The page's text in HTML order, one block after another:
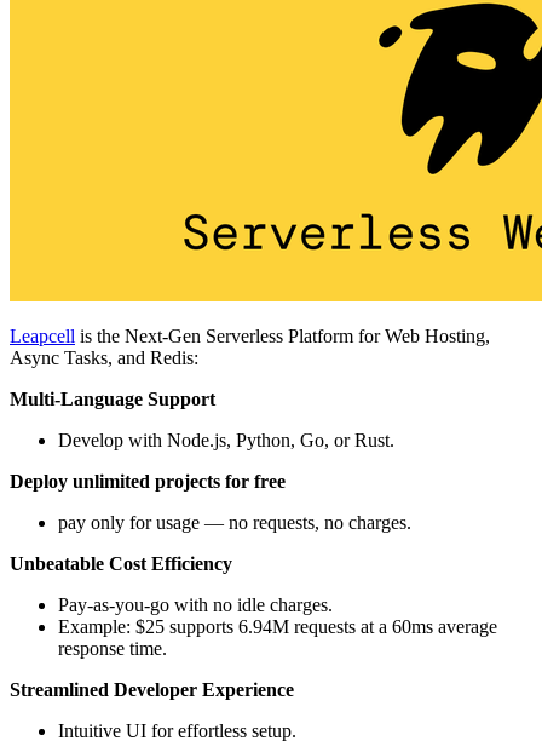
Leapcell is the Next-Gen Serverless Platform for Web Hosting,
Async Tasks, and Redis:
Multi-Language Support
Develop with Node.js, Python, Go, or Rust.
Deploy unlimited projects for free
pay only for usage — no requests, no charges.
Unbeatable Cost Efficiency
Pay-as-you-go with no idle charges.
Example: $25 supports 6.94M requests at a 60ms average
response time.
Streamlined Developer Experience
Intuitive UI for effortless setup.